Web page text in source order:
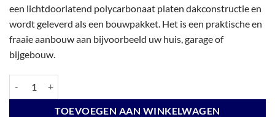
een lichtdoorlatend polycarbonaat platen dakconstructie en
wordt geleverd als een bouwpakket. Het is een praktische en
fraaie aanbouw aan bijvoorbeeld uw huis, garage of
bijgebouw.
TOEVOEGEN AAN WINKELWAGEN